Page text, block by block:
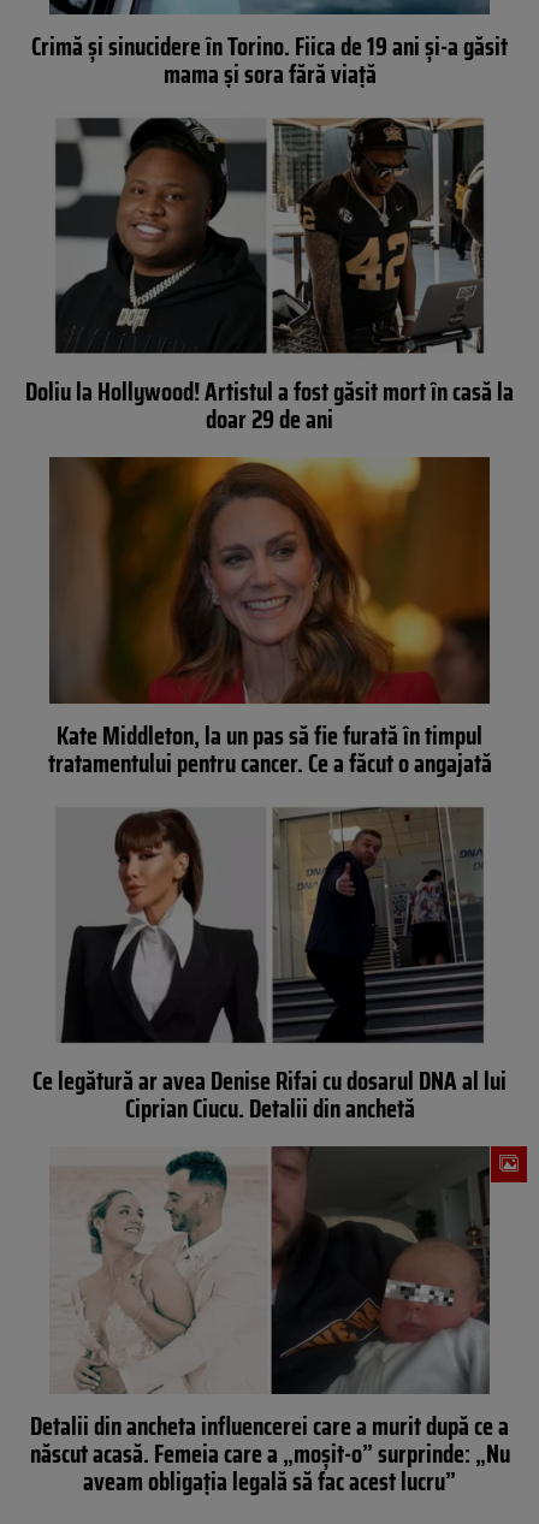
Crimă și sinucidere în Torino. Fiica de 19 ani și-a găsit
mama și sora fără viață
Doliu la Hollywood! Artistul a fost găsit mort în casă la
doar 29 de ani
Kate Middleton, la un pas să fie furată în timpul
tratamentului pentru cancer. Ce a făcut o angajată
Ce legătură ar avea Denise Rifai cu dosarul DNA al lui
Ciprian Ciucu. Detalii din anchetă
Detalii din ancheta influencerei care a murit după ce a
născut acasă. Femeia care a „moșit-o” surprinde: „Nu
aveam obligația legală să fac acest lucru”